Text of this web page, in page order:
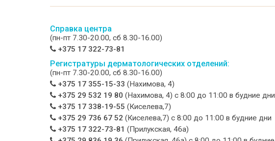
Справка центра
(пн-пт 7.30-20.00, сб 8.30-16.00)
+375 17 322-73-81
Регистратуры дерматологических отделений:
(пн-пт 7.30-20.00, сб 8.30-16.00)
+375 17 355-15-33 (Нахимова, 4)
+375 29 532 19 80 (Нахимова, 4) c 8:00 до 11:00 в будние дни
+375 17 338-19-55 (Киселева,7)
+375 29 736 67 52 (Киселева,7) c 8:00 до 11:00 в будние дни
+375 17 322-73-81 (Прилукская, 46а)